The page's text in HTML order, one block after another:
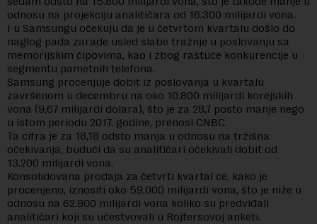
odnosu na projekciju analitičara od 16.300 milijardi vona.
I u Samsungu očekuju da je u četvrtom kvartalu došlo do
naglog pada zarade usled slabe tražnje u poslovanju sa
memorijskim čipovima, kao i zbog rastuće konkurencije u
segmentu pametnih telefona.
Samsung procenjuje dobit iz poslovanja u kvartalu
završenom u decembru na oko 10.800 milijardi korejskih
vona (9,67 milijardi dolara), što je za 28,7 posto manje nego
u istom periodu 2017. godine, prenosi CNBC.
Ta cifra je za 18,18 odsto manja u odnosu na tržišna
očekivanja, budući da su analitičari očekivali dobit od
13.200 milijardi vona.
Konsolidovana prodaja za četvrti kvartal će, kako je
procenjeno, iznositi oko 59.000 milijardi vona, što je niže u
odnosu na 62.800 milijardi vona koliko su predviđali
analitičari koji su učestvovali u Rojtersovoj anketi.